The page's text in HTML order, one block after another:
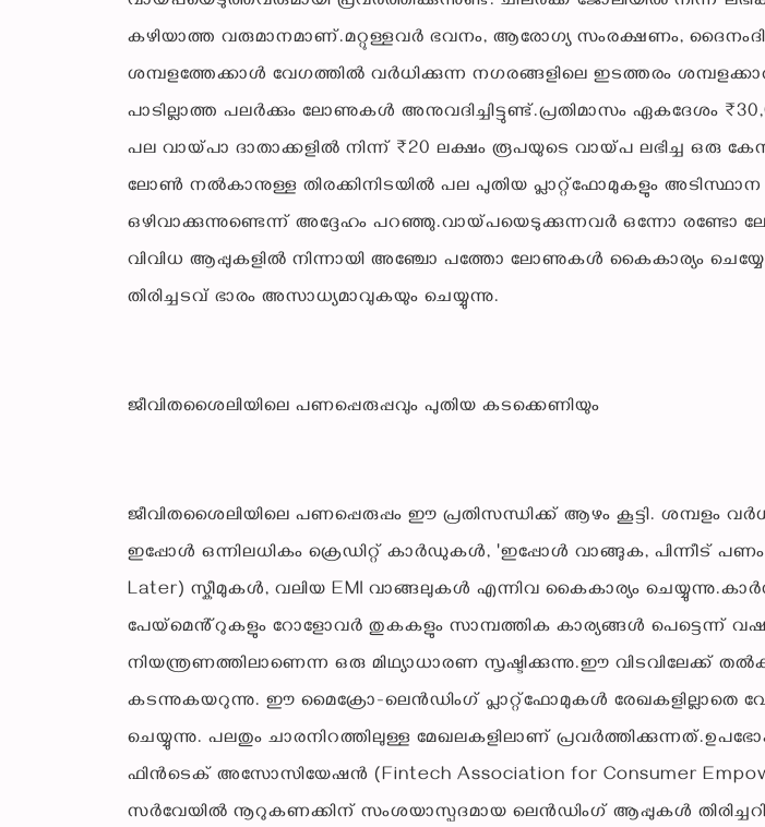
കഴിയാത്ത വരുമാനമാണ്.മറ്റുള്ളവർ ഭവനം, ആരോഗ്യ സംരക്ഷണം,
ശമ്പളത്തേക്കാൾ വേഗത്തിൽ വർധിക്കുന്ന നഗരങ്ങളിലെ ഇടത്തരം
പാടില്ലാത്ത പലർക്കും ലോണുകൾ അനുവദിച്ചിട്ടുണ്ട്.പ്രതിമാസം ഏകദേശം
പല വായ്പാ ദാതാക്കളിൽ നിന്ന് ₹20 ലക്ഷം രൂപയുടെ വായ്പ ലഭിച്ച ഒരു
ലോൺ നൽകാനുള്ള തിരക്കിനിടയിൽ പല പുതിയ പ്ലാറ്റ്‌ഫോമുകളും
ഒഴിവാക്കുന്നുണ്ടെന്ന് അദ്ദേഹം പറഞ്ഞു.വായ്പയെടുക്കുന്നവർ ഒന്നോ രണ്ടോ
വിവിധ ആപ്പുകളിൽ നിന്നായി അഞ്ചോ പത്തോ ലോണുകൾ കൈകാര്യം
തിരിച്ചടവ് ഭാരം അസാധ്യമാവുകയും ചെയ്യുന്നു.
ജീവിതശൈലിയിലെ പണപ്പെരുപ്പവും പുതിയ കടക്കെണിയും
ജീവിതശൈലിയിലെ പണപ്പെരുപ്പം ഈ പ്രതിസന്ധിക്ക് ആഴം കൂട്ടി. ശമ്പളം
ഇപ്പോൾ ഒന്നിലധികം ക്രെഡിറ്റ് കാർഡുകൾ, 'ഇപ്പോൾ വാങ്ങുക, പിന്നീട്
Later) സ്കീമുകൾ, വലിയ EMI വാങ്ങലുകൾ എന്നിവ കൈകാര്യം
പേയ്‌മെൻ്റുകളും റോളോവർ തുകകളും സാമ്പത്തിക കാര്യങ്ങൾ പെട്ടെന്ന്
നിയന്ത്രണത്തിലാണെന്ന ഒരു മിഥ്യാധാരണ സൃഷ്ടിക്കുന്നു.ഈ വിടവിലേക്ക്
കടന്നുകയറുന്നു. ഈ മൈക്രോ-ലെൻഡിംഗ് പ്ലാറ്റ്‌ഫോമുകൾ രേഖകളില്ലാതെ
ചെയ്യുന്നു. പലതും ചാരനിറത്തിലുള്ള മേഖലകളിലാണ്
ഫിൻടെക് അസോസിയേഷൻ (Fintech Association for Consumer
സർവേയിൽ നൂറുകണക്കിന് സംശയാസ്പദമായ ലെൻഡിംഗ് ആപ്പുകൾ